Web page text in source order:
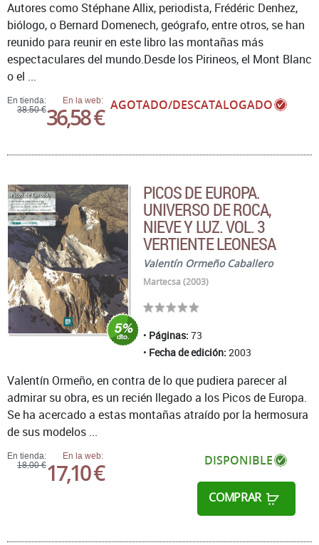
En tienda:
38,50 €
En la web:
36,58 € AGOTADO/DESCATALOGADO
Autores como Stéphane Allix, periodista, Frédéric Denhez,
biólogo, o Bernard Domenech, geógrafo, entre otros, se han
reunido para reunir en este libro las montañas más
espectaculares del mundo.Desde los Pirineos, el Mont Blanc
o el ...
PICOS DE EUROPA.
UNIVERSO DE ROCA,
NIEVE Y LUZ. VOL. 3
VERTIENTE LEONESA
Valentín Ormeño Caballero
Martecsa (2003)
Páginas: 73
Fecha de edición: 2003
En tienda:
18,00 €
En la web:
17,10 € DISPONIBLE
COMPRAR
Valentín Ormeño, en contra de lo que pudiera parecer al
admirar su obra, es un recién llegado a los Picos de Europa.
Se ha acercado a estas montañas atraído por la hermosura
de sus modelos ...